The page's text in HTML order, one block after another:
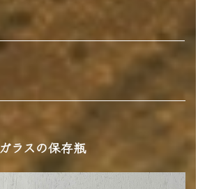
ガラスの保存瓶